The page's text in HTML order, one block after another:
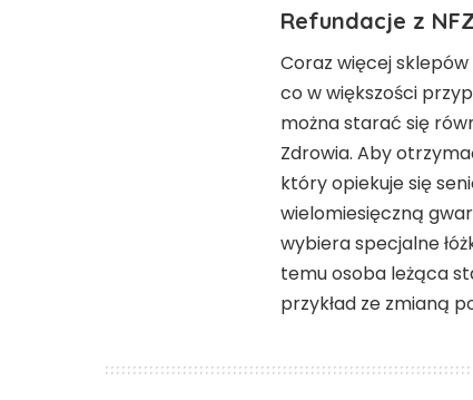
Refundacje z
Coraz więcej
co w większości
można starać się
Zdrowia. Aby
który opiekuje się
wielomiesięczną
wybiera specjalne
temu osoba leżąca
przykład ze zmianą